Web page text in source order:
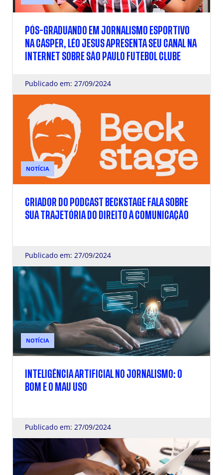
PÓS-GRADUANDO EM JORNALISMO ESPORTIVO
NA CÁSPER, LÉO JESUS APRESENTA SEU CANAL NA
INTERNET SOBRE SÃO PAULO FUTEBOL CLUBE
Publicado em: 27/09/2024
NOTÍCIA
CRIADOR DO PODCAST BECKSTAGE FALA SOBRE
SUA TRAJETÓRIA DO DIREITO À COMUNICAÇÃO
Publicado em: 27/09/2024
NOTÍCIA
INTELIGÊNCIA ARTIFICIAL NO JORNALISMO: O
BOM E O MAU USO
Publicado em: 27/09/2024